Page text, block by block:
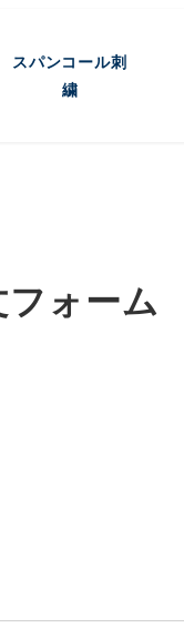
スパンコール刺
繍
ォーム